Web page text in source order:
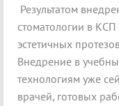
Результатом
стоматологии в КСП
эстетичных
Внедрение в
технологиям уже
врачей, готовых